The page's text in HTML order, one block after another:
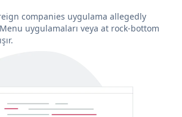
companies uygulama allegedly
uygulamaları veya at rock-bottom